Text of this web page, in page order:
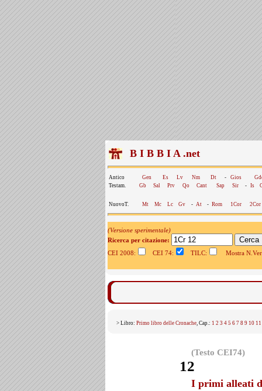
B I B B I A .net
Antico Gen Es Lv Nm Dt - Gios
Testam.
Gb Sal Prv Qo Cant Sap Sir - Is
NuovoT. Mt Mc Lc Gv - At - Rom 1Cor 2Cor
(Versione sperimentale)
Ricerca per citazione:
CEI 2008:
CEI 74: TILC: Mostra
> Libro: Primo libro delle Cronache, Cap.: 1 2 3 4 5 6 7 8 9 10 11
(Testo CEI74)
12
I primi alleati